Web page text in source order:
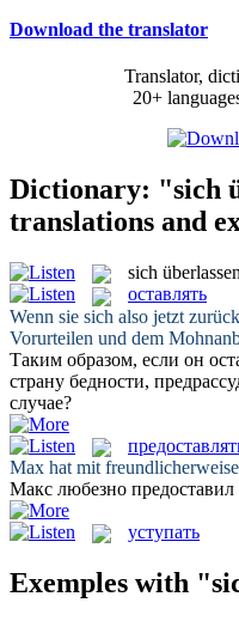
Download the translator
Translator,
20+
Dictionary: "sich
translations and
sich überlassen
оставлять
Wenn sie sich also jetzt
Vorurteilen und dem
Таким образом, если он
страну бедности,
случае?
Max hat mit
Макс любезно предоставил
уступать
Exemples with